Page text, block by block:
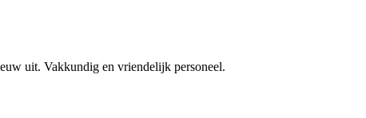
uit. Vakkundig en vriendelijk personeel.